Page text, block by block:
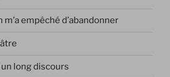
empêché d’abandonner
long discours